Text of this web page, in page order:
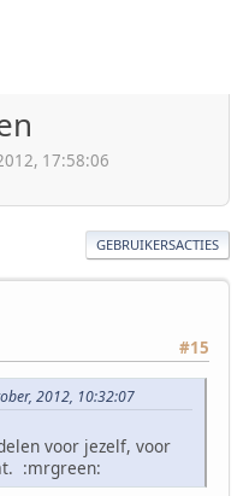
17:58:06
GEBRUIKERSACTIES
#15
2012, 10:32:07
voor jezelf, voor
:mrgreen: